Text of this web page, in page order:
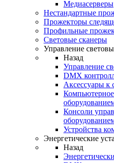
Медиасерверы
Нестандартные
Прожекторы
Профильные
Световые сканеры
Управление
Назад
Управление
DMX
Аксессуары к
Консоли
Устройства
Энергетические
Назад